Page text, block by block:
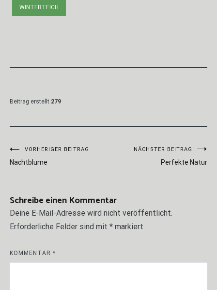
WINTERTEICH
Beitrag erstellt 279
Beitragsnavigation
VORHERIGER BEITRAG
Nachtblume
NÄCHSTER BEITRAG
Perfekte Natur
Schreibe einen Kommentar
Deine E-Mail-Adresse wird nicht veröffentlicht.
Erforderliche Felder sind mit * markiert
KOMMENTAR *